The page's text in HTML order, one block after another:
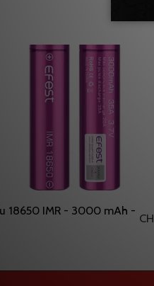
18650 IMR - 3000 mAh -